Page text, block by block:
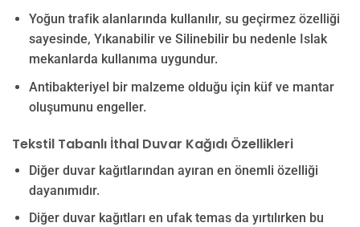
Yoğun trafik alanlarında kullanılır, su geçirmez özelliği
sayesinde, Yıkanabilir ve Silinebilir bu nedenle Islak
mekanlarda kullanıma uygundur.
Antibakteriyel bir malzeme olduğu için küf ve mantar
oluşumunu engeller.
Tekstil Tabanlı İthal Duvar Kağıdı Özellikleri
Diğer duvar kağıtlarından ayıran en önemli özelliği
dayanımıdır.
Diğer duvar kağıtları en ufak temas da yırtılırken bu